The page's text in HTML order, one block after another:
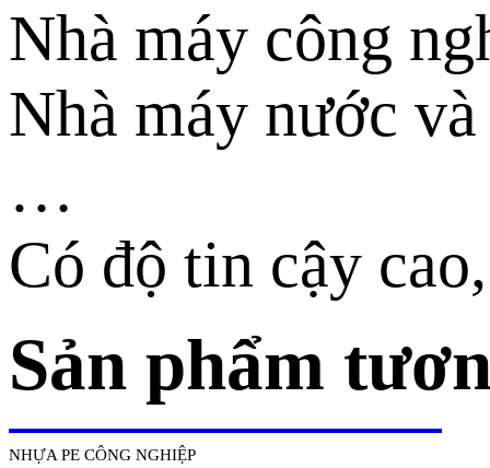
Nhà máy công
Nhà máy nước
…
Có độ tin cậy
Sản phẩm
NHỰA PE CÔNG NGHIỆP